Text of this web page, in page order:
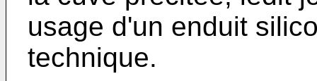
usage d'un enduit
technique.